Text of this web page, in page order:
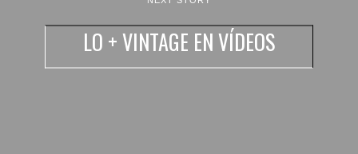
LO + VINTAGE EN VÍDEOS